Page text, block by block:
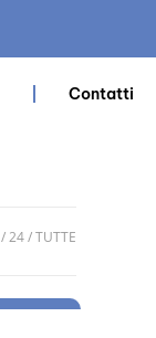
Contatti
24 TUTTE